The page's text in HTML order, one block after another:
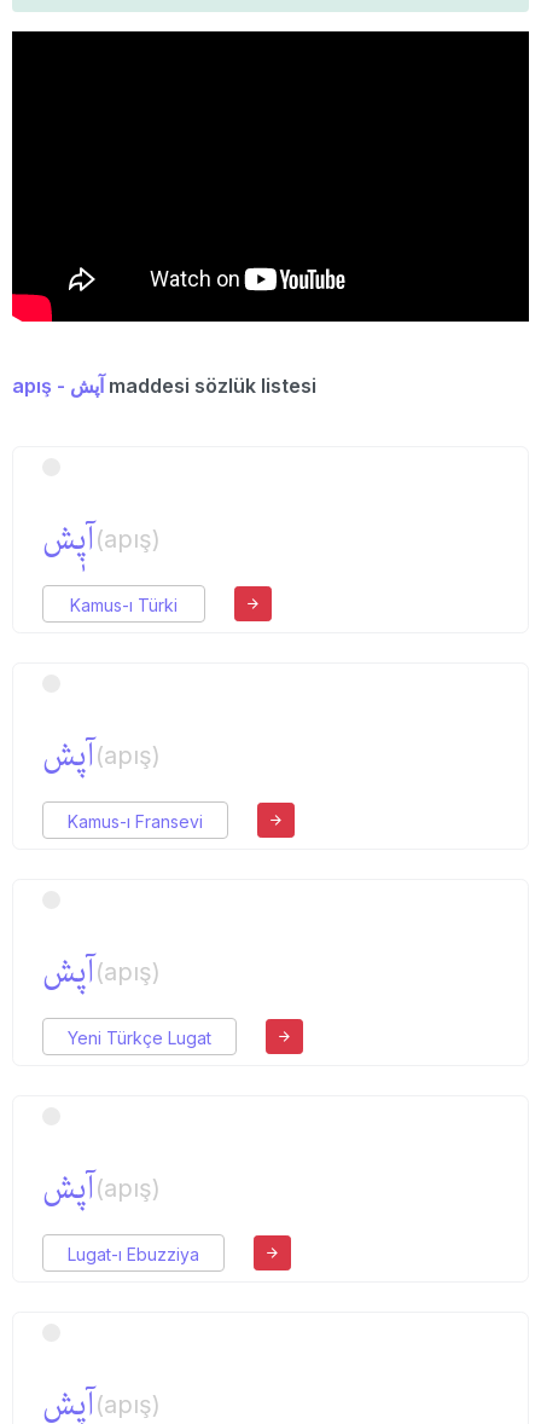
apış - آپش maddesi sözlük listesi
آپٖش(apış)
Kamus-ı Türki
آپش(apış)
Kamus-ı Fransevi
آپش(apış)
Yeni Türkçe Lugat
آپش(apış)
Lugat-ı Ebuzziya
آپش(apış)